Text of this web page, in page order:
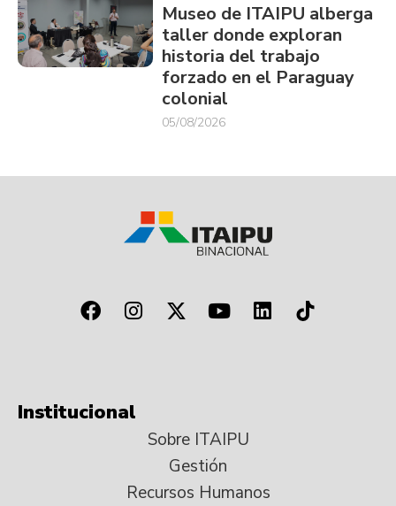
Museo de ITAIPU alberga
taller donde exploran
historia del trabajo
forzado en el Paraguay
colonial
05/08/2026
Institucional
Sobre ITAIPU
Gestión
Recursos Humanos